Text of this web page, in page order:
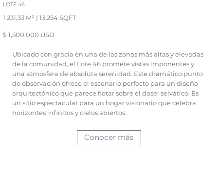
LOTE 46
1.231,33 M² | 13.254 SQFT
$ 1,500,000 USD
Ubicado con gracia en una de las zonas más altas y elevadas
de la comunidad, el Lote 46 promete vistas imponentes y
una atmósfera de absoluta serenidad. Este dramático punto
de observación ofrece el escenario perfecto para un diseño
arquitectónico que parece flotar sobre el dosel selvático. Es
un sitio espectacular para un hogar visionario que celebra
horizontes infinitos y cielos abiertos.
Conocer más